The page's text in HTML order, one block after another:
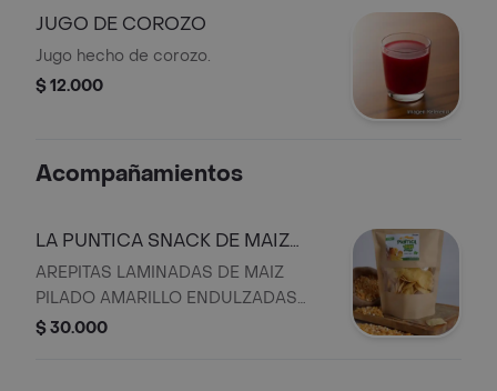
JUGO DE COROZO
Jugo hecho de corozo.
$ 12.000
Acompañamientos
LA PUNTICA SNACK DE MAIZ
DULCE CON ANIS
AREPITAS LAMINADAS DE MAIZ
PILADO AMARILLO ENDULZADAS
CON ESTEVIA LIQUIDA Y ANIS
$ 30.000